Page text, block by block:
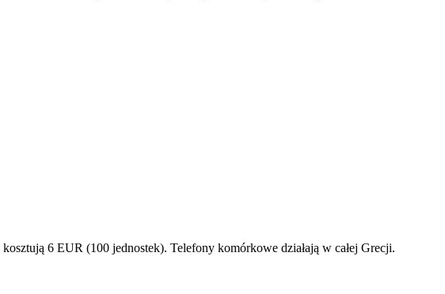
6 EUR (100 jednostek). Telefony komórkowe działają w całej Grecji.